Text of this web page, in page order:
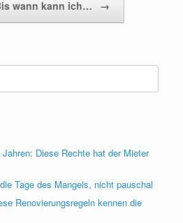
wann kann ich… →
Diese Rechte hat der Mieter
Tage des Mangels, nicht pauschal
Renovierungsregeln kennen die